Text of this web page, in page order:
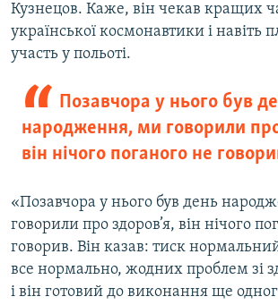
Кузнецов. Каже, він чекав кращих
української космонавтики і навіть
участь у польоті.
Позавчора у нього був
народження, ми говорили
він нічого поганого не
«Позавчора у нього був день
говорили про здоров’я, він нічого
говорив. Він казав: тиск
все нормально, жодних проблем зі
і він готовий до виконання ще